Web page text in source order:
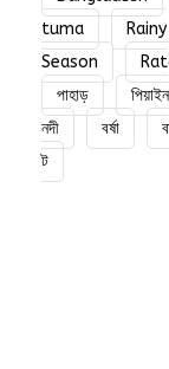
tuma
Rainy
Season
পাহাড়
পিয়াইন
নদী
বর্ষা
ট